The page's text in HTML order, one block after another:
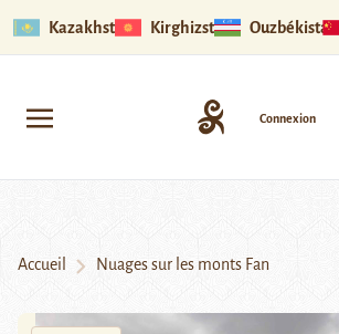
Kazakhstan Kirghizstan Ouzbékistan
Connexion
Accueil Nuages sur les monts Fan